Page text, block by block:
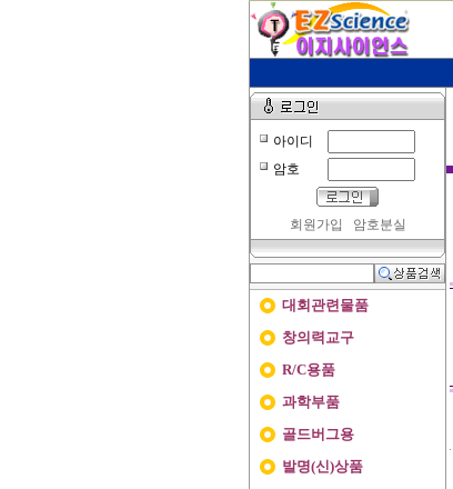
아이디
암호
회원가입 암호분실
대회관련물품
창의력교구
R/C용품
과학부품
골드버그용
발명(신)상품